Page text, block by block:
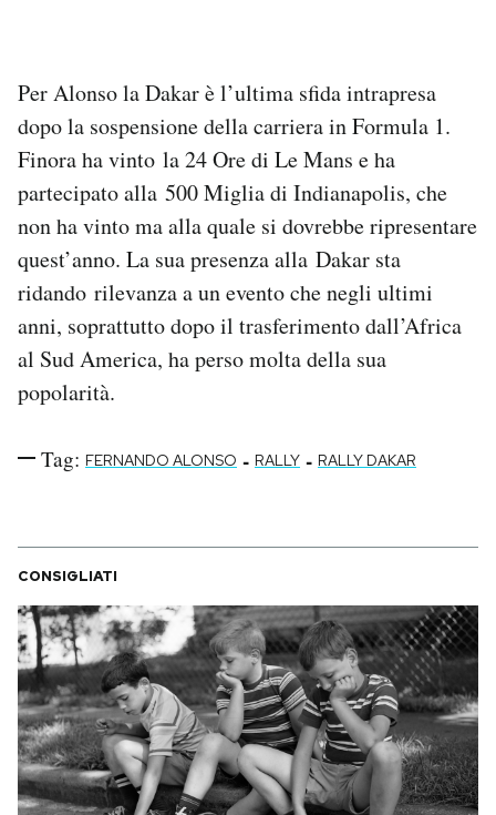
Per Alonso la Dakar è l’ultima sfida intrapresa
dopo la sospensione della carriera in Formula 1.
Finora ha vinto la 24 Ore di Le Mans e ha
partecipato alla 500 Miglia di Indianapolis, che
non ha vinto ma alla quale si dovrebbe ripresentare
quest’anno. La sua presenza alla Dakar sta
ridando rilevanza a un evento che negli ultimi
anni, soprattutto dopo il trasferimento dall’Africa
al Sud America, ha perso molta della sua
popolarità.
Tag: FERNANDO ALONSO - RALLY - RALLY DAKAR
CONSIGLIATI